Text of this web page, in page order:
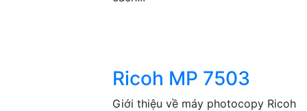
Ricoh MP 7503
Giới thiệu về máy photocopy Ricoh